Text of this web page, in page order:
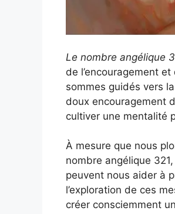
Le nombre angélique
de l’encouragement
sommes guidés vers
doux encouragement
cultiver une mentalité
À mesure que nous
nombre angélique
peuvent nous aider à
l’exploration de ces
créer consciemment